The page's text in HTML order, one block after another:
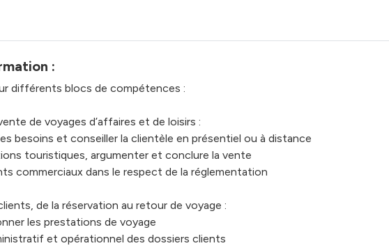
:
différents blocs de compétences :
de voyages d’affaires et de loisirs :
besoins et conseiller la clientèle en présentiel ou à distance
touristiques, argumenter et conclure la vente
commerciaux dans le respect de la réglementation
de la réservation au retour de voyage :
les prestations de voyage
et opérationnel des dossiers clients